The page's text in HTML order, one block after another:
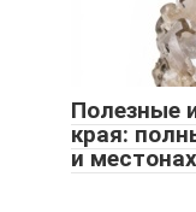
Полезные
края:
и